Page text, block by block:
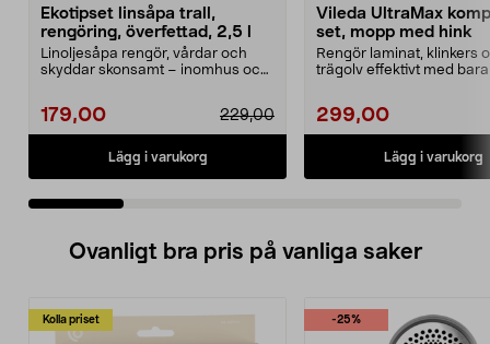
Ekotipset linsåpa trall,
rengöring, överfettad, 2,5 l
Linoljesåpa rengör, vårdar och
skyddar skonsamt – inomhus och
179,00 229,00
Lägg i varukorg
Vileda UltraMax
set, mopp med hink
Rengör laminat, klinkers
trägolv effektivt med
299,00
Lägg i varukorg
Ovanligt bra pris på vanliga saker
Kolla priset -25%